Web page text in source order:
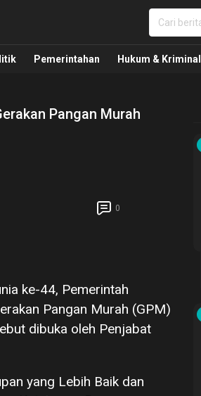
Hukum Kriminal dan Nasional
Pemerintahan Hukum & Kriminal
Pangan Murah
0
ke-44, Pemerintah
Pangan Murah (GPM)
dibuka oleh Penjabat
yang Lebih Baik dan